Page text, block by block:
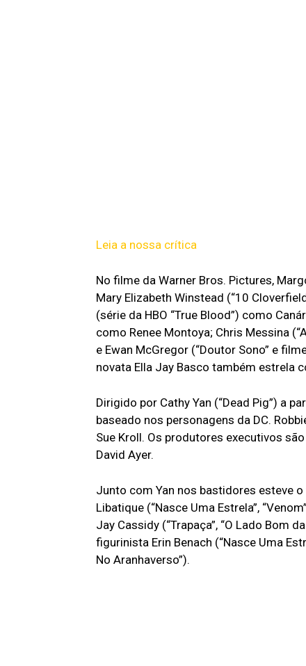
Leia a nossa crítica
No filme da Warner Bros. Pictures,
Mary Elizabeth Winstead (“10
(série da HBO “True Blood”) como
como Renee Montoya; Chris Messina
e Ewan McGregor (“Doutor Sono” e
novata Ella Jay Basco também estrela
Dirigido por Cathy Yan (“Dead Pig”) a
baseado nos personagens da DC.
Sue Kroll. Os produtores executivos
David Ayer.
Junto com Yan nos bastidores esteve
Libatique (“Nasce Uma Estrela”,
Jay Cassidy (“Trapaça”, “O Lado Bom
figurinista Erin Benach (“Nasce Uma
No Aranhaverso”).